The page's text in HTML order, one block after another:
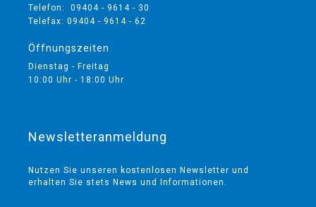
Telefon: 09404 - 9614 - 30
Telefax: 09404 - 9614 - 62
Öffnungszeiten
Dienstag - Freitag
10:00 Uhr - 18:00 Uhr
Newsletteranmeldung
Nutzen Sie unseren kostenlosen Newsletter und
erhalten Sie stets News und Informationen.